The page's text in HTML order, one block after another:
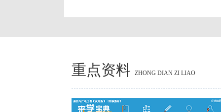
重点资料 ZHONG DIAN ZI LIAO